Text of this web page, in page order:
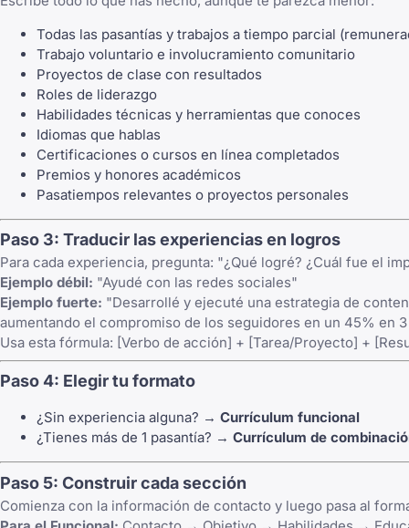
Todas las pasantías y trabajos a tiempo parcial
Trabajo voluntario e involucramiento comunitario
Proyectos de clase con resultados
Roles de liderazgo
Habilidades técnicas y herramientas que conoces
Idiomas que hablas
Certificaciones o cursos en línea completados
Premios y honores académicos
Pasatiempos relevantes o proyectos personales
Paso 3: Traducir las experiencias en logros
Para cada experiencia, pregunta: "¿Qué logré? ¿Cuál fue el
Ejemplo débil: "Ayudé con las redes sociales"
Ejemplo fuerte: "Desarrollé y ejecuté una estrategia de
aumentando el compromiso de los seguidores en un 45% en
Usa esta fórmula: [Verbo de acción] + [Tarea/Proyecto] +
Paso 4: Elegir tu formato
¿Sin experiencia alguna? → Currículum funcional
¿Tienes más de 1 pasantía? → Currículum de
Paso 5: Construir cada sección
Comienza con la información de contacto y luego pasa al